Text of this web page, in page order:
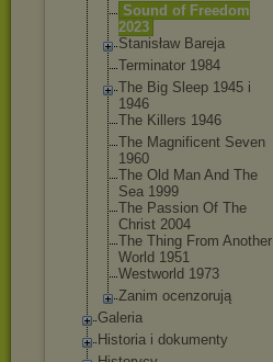
Sound of Freedom
2023
Stanisław Bareja
Terminator 1984
The Big Sleep 1945 i
1946
The Killers 1946
The Magnificent Seven
1960
The Old Man And The
Sea 1999
The Passion Of The
Christ 2004
The Thing From Another
World 1951
Westworld 1973
Zanim ocenzorują
Galeria
Historia i dokumenty